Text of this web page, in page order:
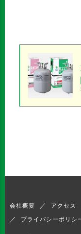
会社概要 アクセス
プライバシーポリシ